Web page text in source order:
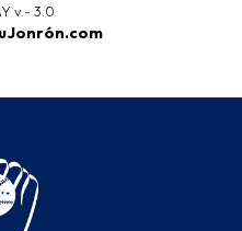
v.- 3.0